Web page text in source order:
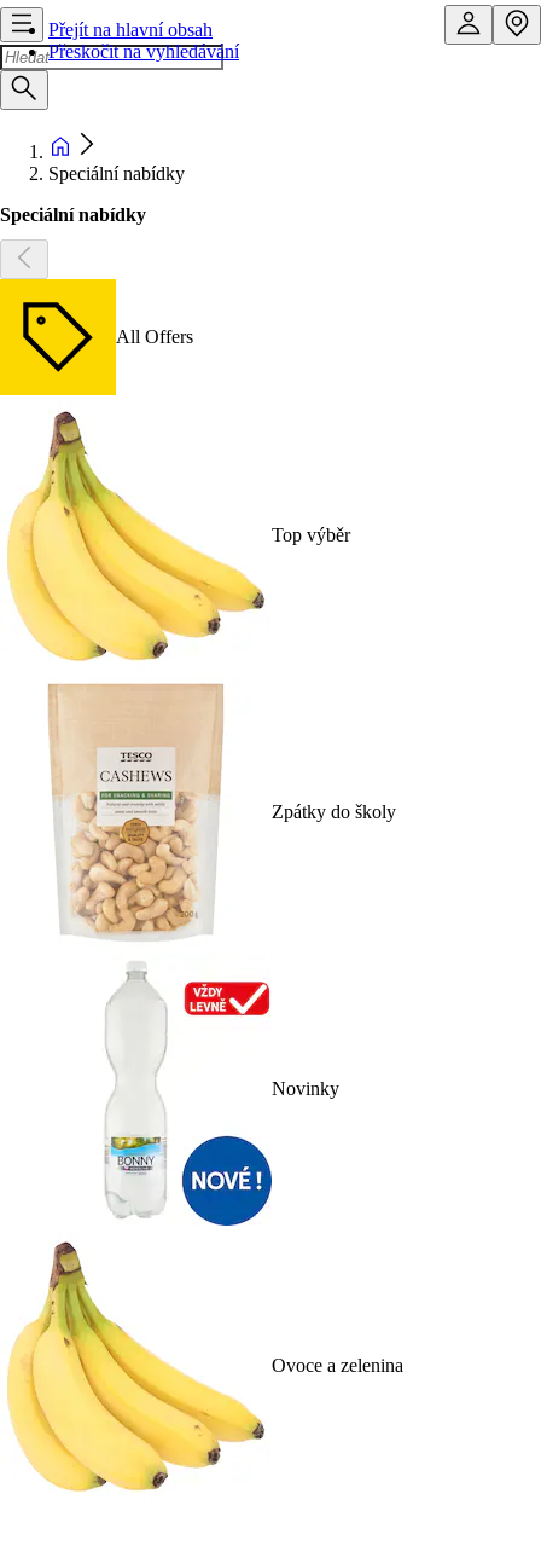
Přejít na hlavní obsah
Přeskočit na vyhledávání
Speciální nabídky
Speciální nabídky
All Offers
Top výběr
Zpátky do školy
Novinky
Ovoce a zelenina